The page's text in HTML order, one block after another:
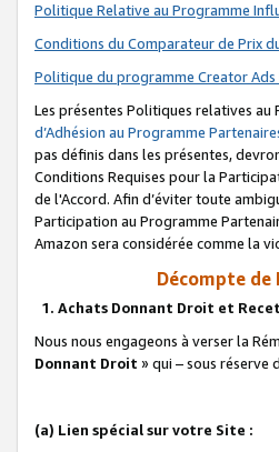
Politique Relative au Programme
Conditions du Comparateur de Prix
Politique du programme Creator
Les présentes Politiques relatives au
d’Adhésion au Programme
pas définis dans les présentes,
Conditions Requises pour la
de l'Accord. Afin d’éviter toute
Participation au Programme
Amazon sera considérée comme la
Décompte
1. Achats Donnant Droit et
Nous nous engageons à verser la
Donnant Droit » qui – sous réserve
(a) Lien spécial sur votre Site :